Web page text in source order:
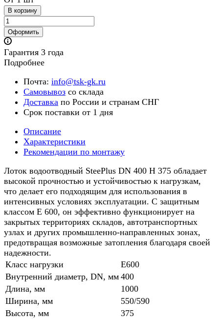
В корзину
Оформить
Гарантия 3 года
Подробнее
Почта: info@tsk-gk.ru
Самовывоз со склада
Доставка по России и странам СНГ
Срок поставки от 1 дня
Описание
Характеристики
Рекомендации по монтажу
Лоток водоотводный SteePlus DN 400 H 375 обладает
высокой прочностью и устойчивостью к нагрузкам,
что делает его подходящим для использования в
интенсивных условиях эксплуатации. С защитным
классом Е 600, он эффективно функционирует на
закрытых территориях складов, автотранспортных
узлах и других промышленно-направленных зонах,
предотвращая возможные затопления благодаря своей
надежности.
Класс нагрузки
E600
Внутренний диаметр, DN, мм 400
Длина, мм
1000
Ширина, мм
550/590
Высота, мм
375